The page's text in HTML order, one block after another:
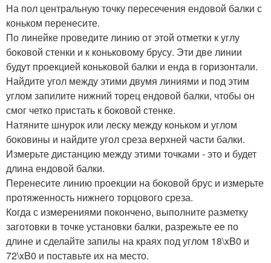
На пол центральную точку пересечения ендовой балки с
коньком перенесите.
По линейке проведите линию от этой отметки к углу
боковой стенки и к коньковому брусу. Эти две линии
будут проекцией коньковой балки и енда в горизонтали.
Найдите угол между этими двумя линиями и под этим
углом запилите нижний торец ендовой балки, чтобы он
смог четко пристать к боковой стенке.
Натяните шнурок или леску между коньком и углом
боковины и найдите угол среза верхней части балки.
Измерьте дистанцию между этими точками - это и будет
длина ендовой балки.
Перенесите линию проекции на боковой брус и измерьте
протяженность нижнего торцового среза.
Когда с измерениями покончено, выполните разметку
заготовки в точке установки балки, разрежьте ее по
длине и сделайте запилы на краях под углом 18\xB0 и
72\xB0 и поставьте их на место.